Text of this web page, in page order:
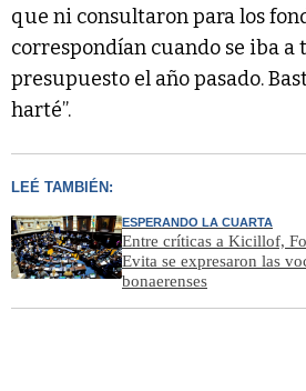
que ni consultaron para los
correspondían cuando se iba a
presupuesto el año pasado.
harté”.
LEÉ TAMBIÉN:
ESPERANDO LA CUARTA
Entre críticas a Kicillof,
Evita se expresaron las
bonaerenses